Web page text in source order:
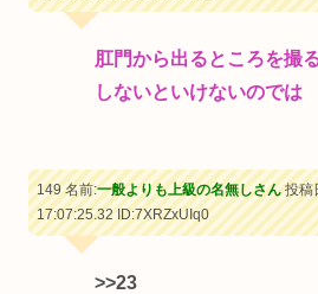
肛門から出るところを撮
しないといけないのでは
149 名前:一般よりも上級の名無しさん投稿
17:07:25.32ID:7XRZxUIq0
>>23